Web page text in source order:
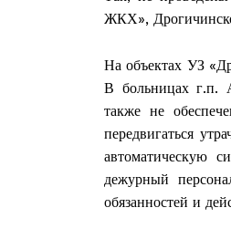
ЖКХ»,
На объектах УЗ
В больницах г.п.
также не
передвигаться
автоматическую
дежурный
обязанностей и